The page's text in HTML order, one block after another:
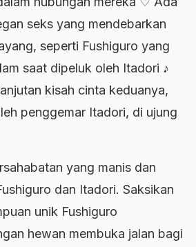
seks yang mendebarkan
seperti Fushiguro yang
saat dipeluk oleh Itadori ♪
kisah cinta keduanya,
penggemar Itadori, di ujung
yang manis dan
dan Itadori. Saksikan
unik Fushiguro
hewan membuka jalan bagi